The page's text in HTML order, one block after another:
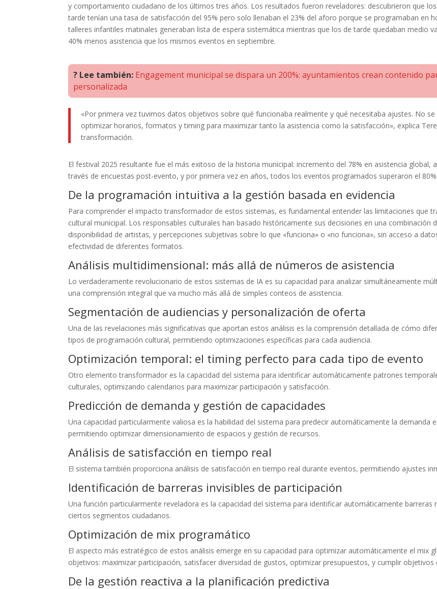
y comportamiento ciudadano de los últimos tres años. Los resultados fueron reveladores: descubrieron que
tarde tenían una tasa de satisfacción del 95% pero solo llenaban el 23% del aforo porque se programaban en
talleres infantiles matinales generaban lista de espera sistemática mientras que los de tarde quedaban medio
40% menos asistencia que los mismos eventos en septiembre.
? Lee también: Engagement municipal se dispara un 200%: ayuntamientos crean contenido
personalizada
«Por primera vez tuvimos datos objetivos sobre qué funcionaba realmente y qué necesitaba ajustes. No
optimizar horarios, formatos y timing para maximizar tanto la asistencia como la satisfacción», explica
transformación.
El festival 2025 resultante fue el más exitoso de la historia municipal: incremento del 78% en asistencia global,
través de encuestas post-evento, y por primera vez en años, todos los eventos programados superaron el
De la programación intuitiva a la gestión basada en evidencia
Para comprender el impacto transformador de estos sistemas, es fundamental entender las limitaciones que
cultural municipal. Los responsables culturales han basado históricamente sus decisiones en una combinación
disponibilidad de artistas, y percepciones subjetivas sobre lo que «funciona» o «no funciona», sin acceso a
efectividad de diferentes formatos.
Análisis multidimensional: más allá de números de asistencia
Lo verdaderamente revolucionario de estos sistemas de IA es su capacidad para analizar simultáneamente
una comprensión integral que va mucho más allá de simples conteos de asistencia.
Segmentación de audiencias y personalización de oferta
Una de las revelaciones más significativas que aportan estos análisis es la comprensión detallada de cómo
tipos de programación cultural, permitiendo optimizaciones específicas para cada audiencia.
Optimización temporal: el timing perfecto para cada tipo de evento
Otro elemento transformador es la capacidad del sistema para identificar automáticamente patrones
culturales, optimizando calendarios para maximizar participación y satisfacción.
Predicción de demanda y gestión de capacidades
Una capacidad particularmente valiosa es la habilidad del sistema para predecir automáticamente la demanda
permitiendo optimizar dimensionamiento de espacios y gestión de recursos.
Análisis de satisfacción en tiempo real
El sistema también proporciona análisis de satisfacción en tiempo real durante eventos, permitiendo ajustes
Identificación de barreras invisibles de participación
Una función particularmente reveladora es la capacidad del sistema para identificar automáticamente
ciertos segmentos ciudadanos.
Optimización de mix programático
El aspecto más estratégico de estos análisis emerge en su capacidad para optimizar automáticamente el mix
objetivos: maximizar participación, satisfacer diversidad de gustos, optimizar presupuestos, y cumplir objetivos
De la gestión reactiva a la planificación predictiva